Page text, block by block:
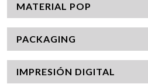
MATERIAL POP
PACKAGING
IMPRESIÓN DIGITAL